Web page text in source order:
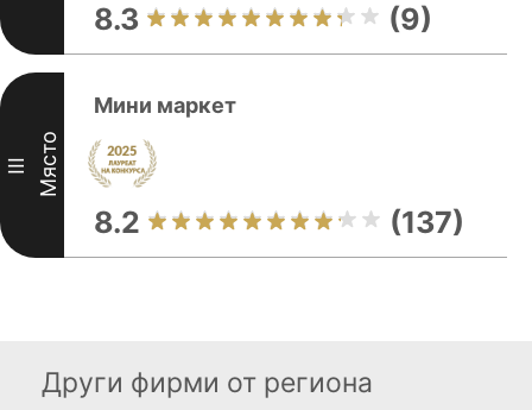
8.3 (9)
III Място
Мини маркет
8.2 (137)
Други фирми от региона